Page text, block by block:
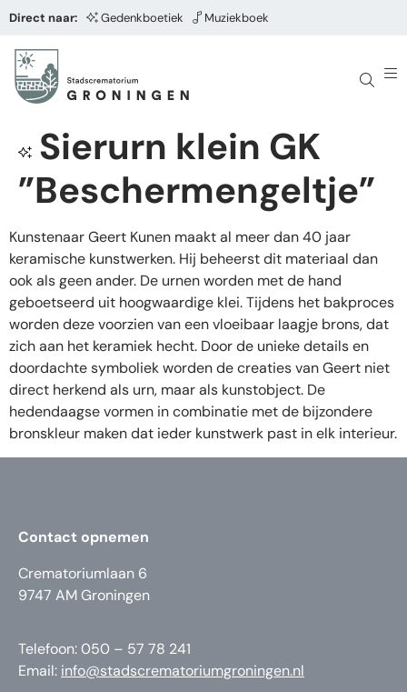
Direct naar: Gedenkboetiek Muziekboek
Sierurn klein GK
”Beschermengeltje”
Kunstenaar Geert Kunen maakt al meer dan 40 jaar
keramische kunstwerken. Hij beheerst dit materiaal dan
ook als geen ander. De urnen worden met de hand
geboetseerd uit hoogwaardige klei. Tijdens het bakproces
worden deze voorzien van een vloeibaar laagje brons, dat
zich aan het keramiek hecht. Door de unieke details en
doordachte symboliek worden de creaties van Geert niet
direct herkend als urn, maar als kunstobject. De
hedendaagse vormen in combinatie met de bijzondere
bronskleur maken dat ieder kunstwerk past in elk interieur.
Contact opnemen
Crematoriumlaan 6
9747 AM Groningen
Telefoon: 050 – 57 78 241
Email: info@stadscrematoriumgroningen.nl